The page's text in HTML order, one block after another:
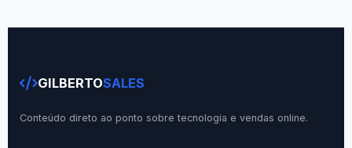
GILBERTOSALES
Conteúdo direto ao ponto sobre tecnologia e vendas online.